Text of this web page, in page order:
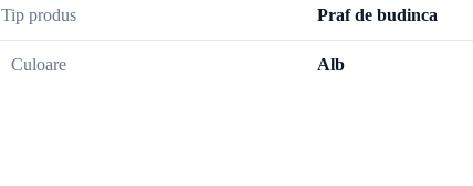
Tip produs Praf de budinca
Culoare Alb